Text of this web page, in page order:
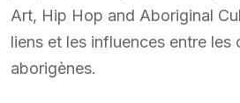
Art, Hip Hop and Aboriginal
liens et les influences entre les
aborigènes.